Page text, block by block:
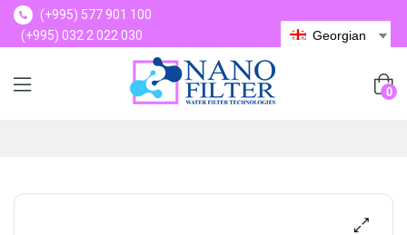
(+995) 577 901 100
(+995) 032 2 022 030
Georgian
0